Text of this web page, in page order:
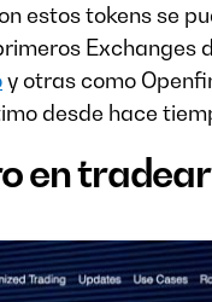
estos tokens se
Exchanges
y otras como
desde hace
en